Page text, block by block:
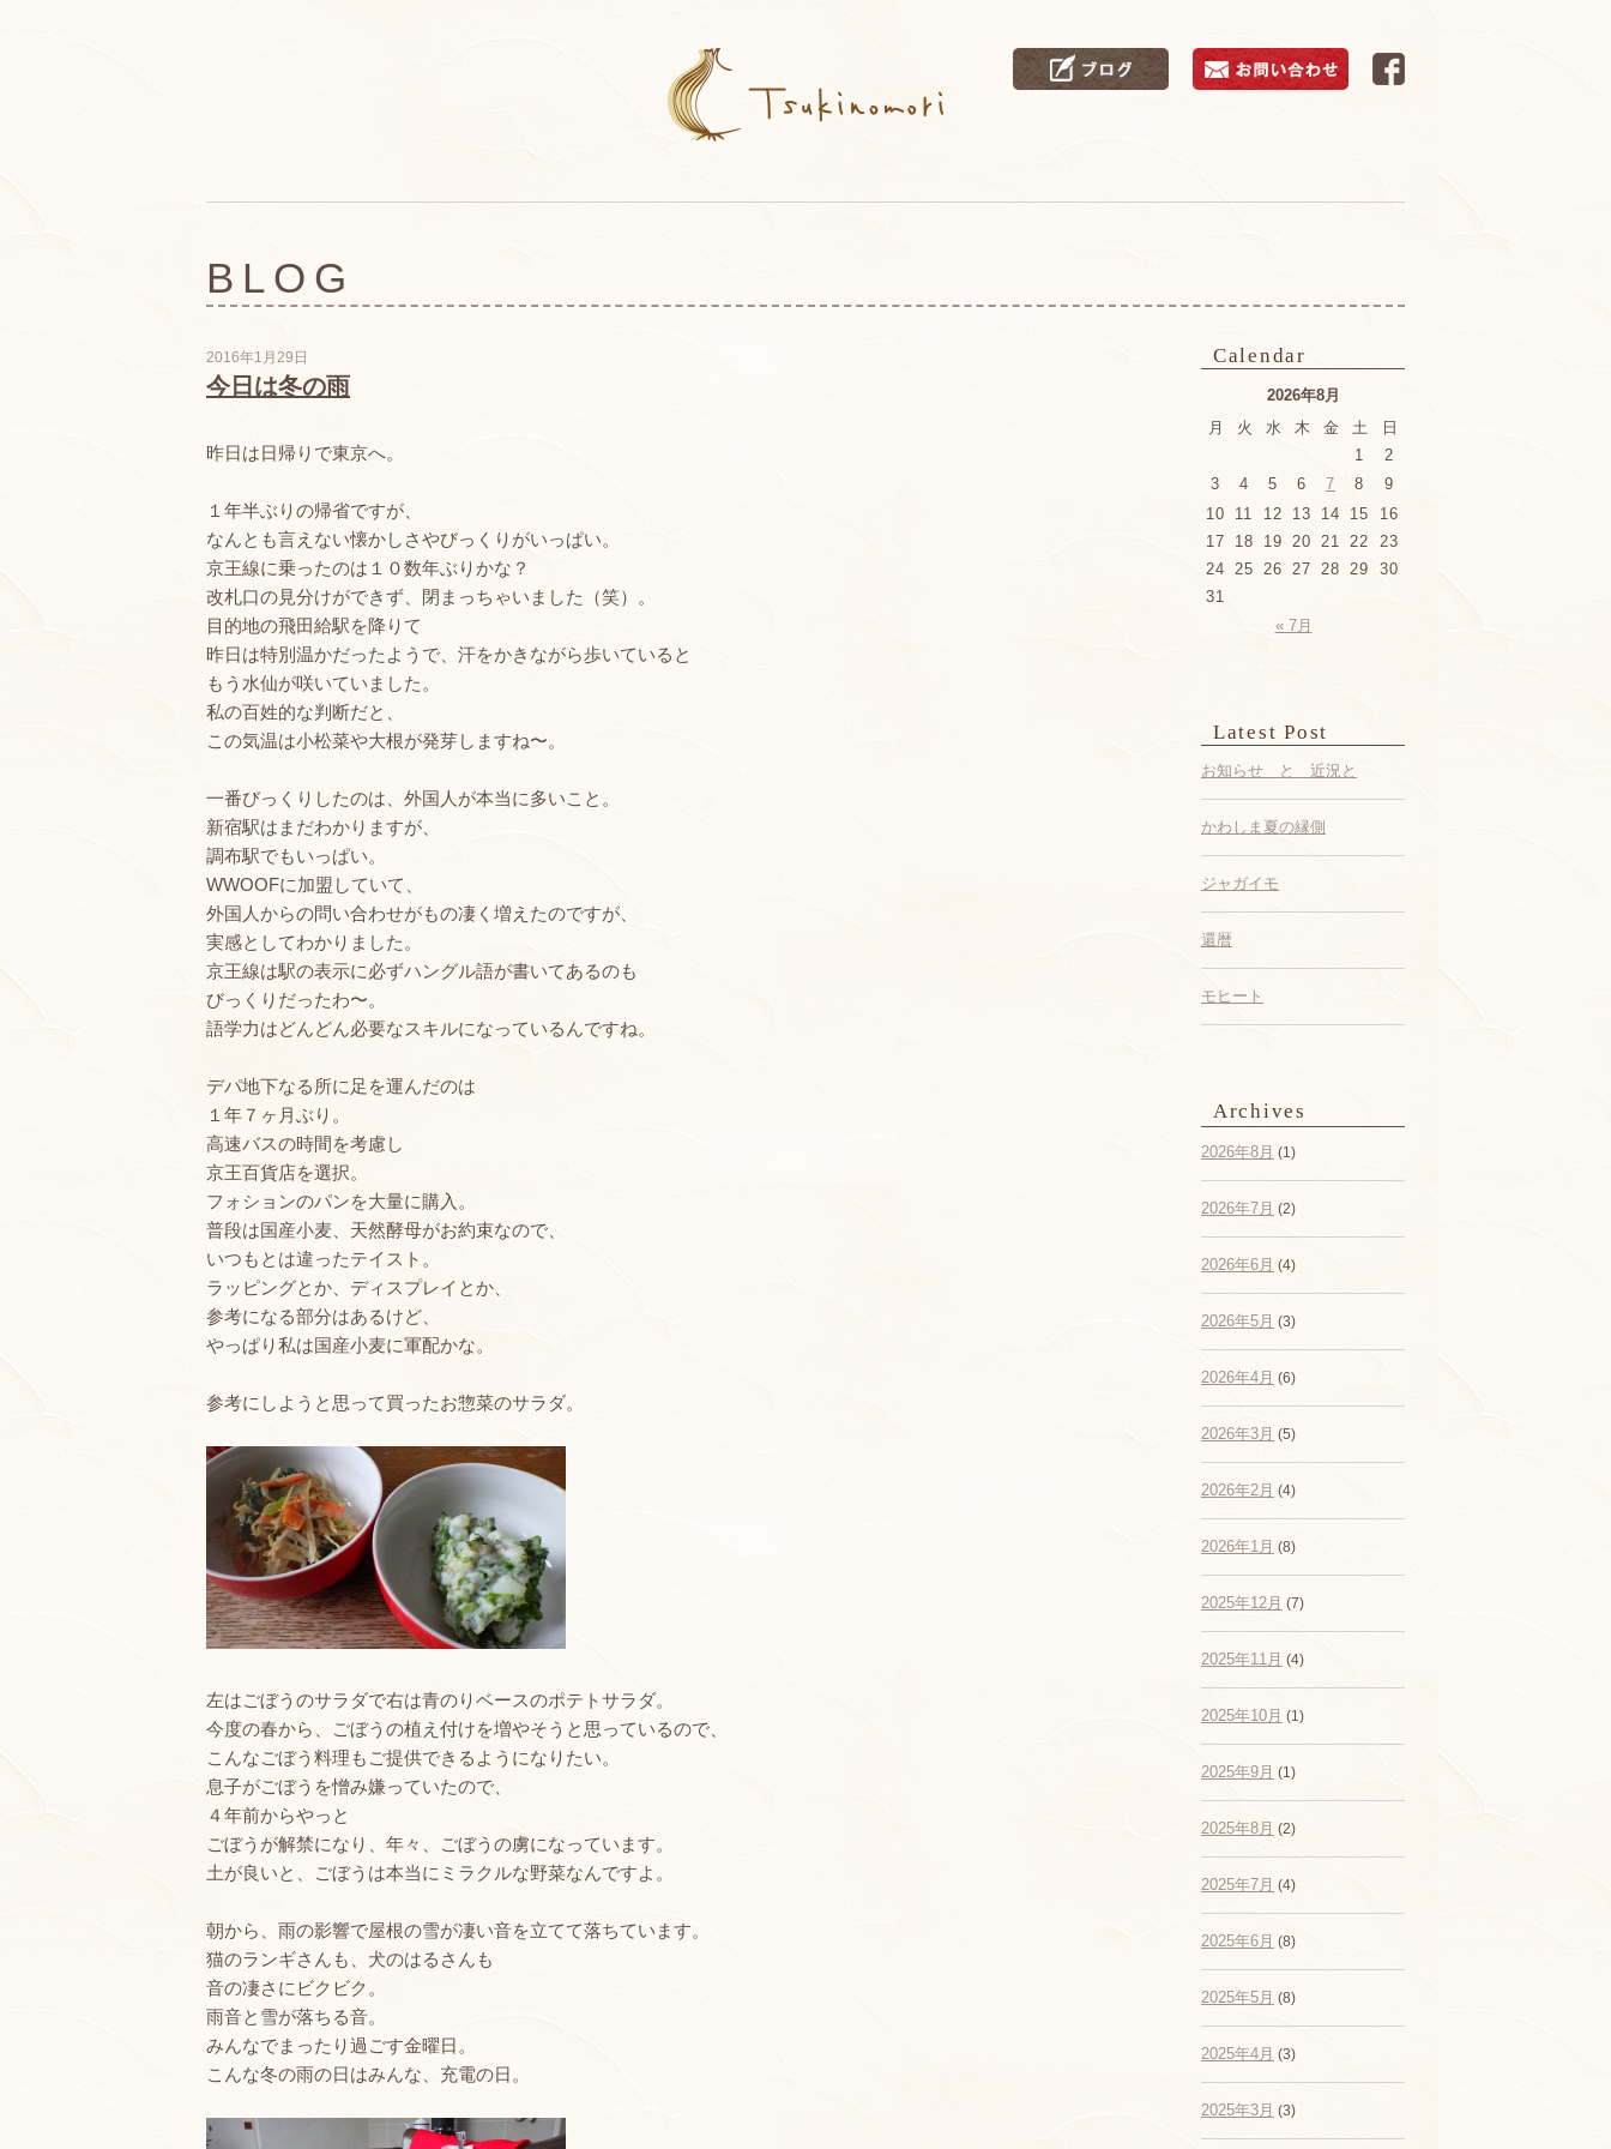
BLOG
2016年1月29日
今日は冬の雨
昨日は日帰りで東京へ。
１年半ぶりの帰省ですが、
なんとも言えない懐かしさやびっくりがいっぱい。
京王線に乗ったのは１０数年ぶりかな？
改札口の見分けができず、閉まっちゃいました（笑）。
目的地の飛田給駅を降りて
昨日は特別温かだったようで、汗をかきながら歩いていると
もう水仙が咲いていました。
私の百姓的な判断だと、
この気温は小松菜や大根が発芽しますね〜。
一番びっくりしたのは、外国人が本当に多いこと。
新宿駅はまだわかりますが、
調布駅でもいっぱい。
WWOOFに加盟していて、
外国人からの問い合わせがもの凄く増えたのですが、
実感としてわかりました。
京王線は駅の表示に必ずハングル語が書いてあるのも
びっくりだったわ〜。
語学力はどんどん必要なスキルになっているんですね。
デパ地下なる所に足を運んだのは
１年７ヶ月ぶり。
高速バスの時間を考慮し
京王百貨店を選択。
フォションのパンを大量に購入。
普段は国産小麦、天然酵母がお約束なので、
いつもとは違ったテイスト。
ラッピングとか、ディスプレイとか、
参考になる部分はあるけど、
やっぱり私は国産小麦に軍配かな。
参考にしようと思って買ったお惣菜のサラダ。
左はごぼうのサラダで右は青のりベースのポテトサラダ。
今度の春から、ごぼうの植え付けを増やそうと思っているので、
こんなごぼう料理もご提供できるようになりたい。
息子がごぼうを憎み嫌っていたので、
４年前からやっと
ごぼうが解禁になり、年々、ごぼうの虜になっています。
土が良いと、ごぼうは本当にミラクルな野菜なんですよ。
朝から、雨の影響で屋根の雪が凄い音を立てて落ちています。
猫のランギさんも、犬のはるさんも
音の凄さにビクビク。
雨音と雪が落ちる音。
みんなでまったり過ごす金曜日。
こんな冬の雨の日はみんな、充電の日。
Calendar
2026年8月
月
火 水 木 金 土
日
1
2
3
4 5 6 7 8
9
10
11 12 13 14 15
16
17
18 19 20 21 22
23
24 25 26 27 28 29
30
31
« 7月
Latest Post
お知らせ と 近況と
かわしま夏の縁側
ジャガイモ
還暦
モヒート
Archives
2026年8月 (1)
2026年7月 (2)
2026年6月 (4)
2026年5月 (3)
2026年4月 (6)
2026年3月 (5)
2026年2月 (4)
2026年1月 (8)
2025年12月 (7)
2025年11月 (4)
2025年10月 (1)
2025年9月 (1)
2025年8月 (2)
2025年7月 (4)
2025年6月 (8)
2025年5月 (8)
2025年4月 (3)
2025年3月 (3)